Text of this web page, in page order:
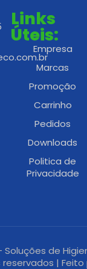
Links
Úteis:
Empresa
Marcas
Promoção
Carrinho
Pedidos
Downloads
Politica de
Privacidade
Soluções de
| Feito